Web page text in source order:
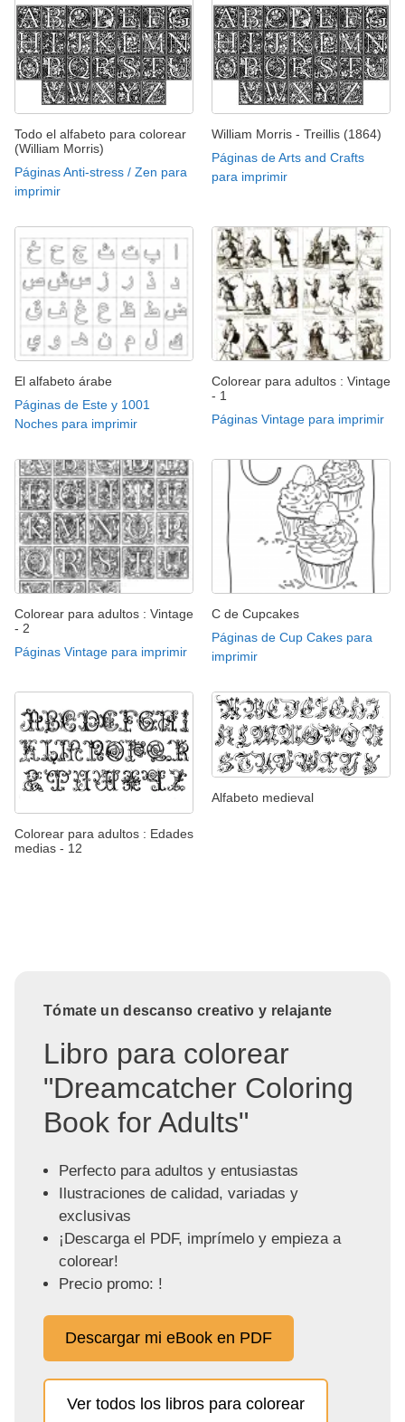
Todo el alfabeto para colorear
(William Morris)
Páginas Anti-stress / Zen para
imprimir
William Morris - Treillis (1864)
Páginas de Arts and Crafts
para imprimir
El alfabeto árabe
Páginas de Este y 1001
Noches para imprimir
Colorear para adultos : Vintage
- 1
Páginas Vintage para imprimir
Colorear para adultos : Vintage
- 2
Páginas Vintage para imprimir
C de Cupcakes
Páginas de Cup Cakes para
imprimir
Colorear para adultos : Edades
medias - 12
Alfabeto medieval
Tómate un descanso creativo y relajante
Libro para colorear
"Dreamcatcher Coloring
Book for Adults"
Perfecto para adultos y entusiastas
Ilustraciones de calidad, variadas y
exclusivas
¡Descarga el PDF, imprímelo y empieza a
colorear!
Precio promo: !
Descargar mi eBook en PDF
Ver todos los libros para colorear